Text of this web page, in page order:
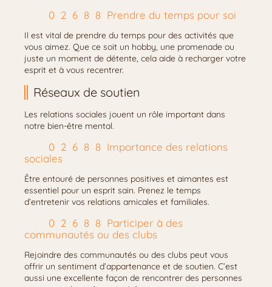
Prendre du temps pour soi
Il est vital de prendre du temps pour des activités que
vous aimez. Que ce soit un hobby, une promenade ou
juste un moment de détente, cela aide à recharger votre
esprit et à vous recentrer.
Réseaux de soutien
Les relations sociales jouent un rôle important dans
notre bien-être mental.
Importance des relations
sociales
Être entouré de personnes positives et aimantes est
essentiel pour un esprit sain. Prenez le temps
d’entretenir vos relations amicales et familiales.
Participer à des
communautés ou des clubs
Rejoindre des communautés ou des clubs peut vous
offrir un sentiment d’appartenance et de soutien. C’est
aussi une excellente façon de rencontrer des personnes